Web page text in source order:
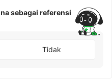
sebagai referensi
Tidak